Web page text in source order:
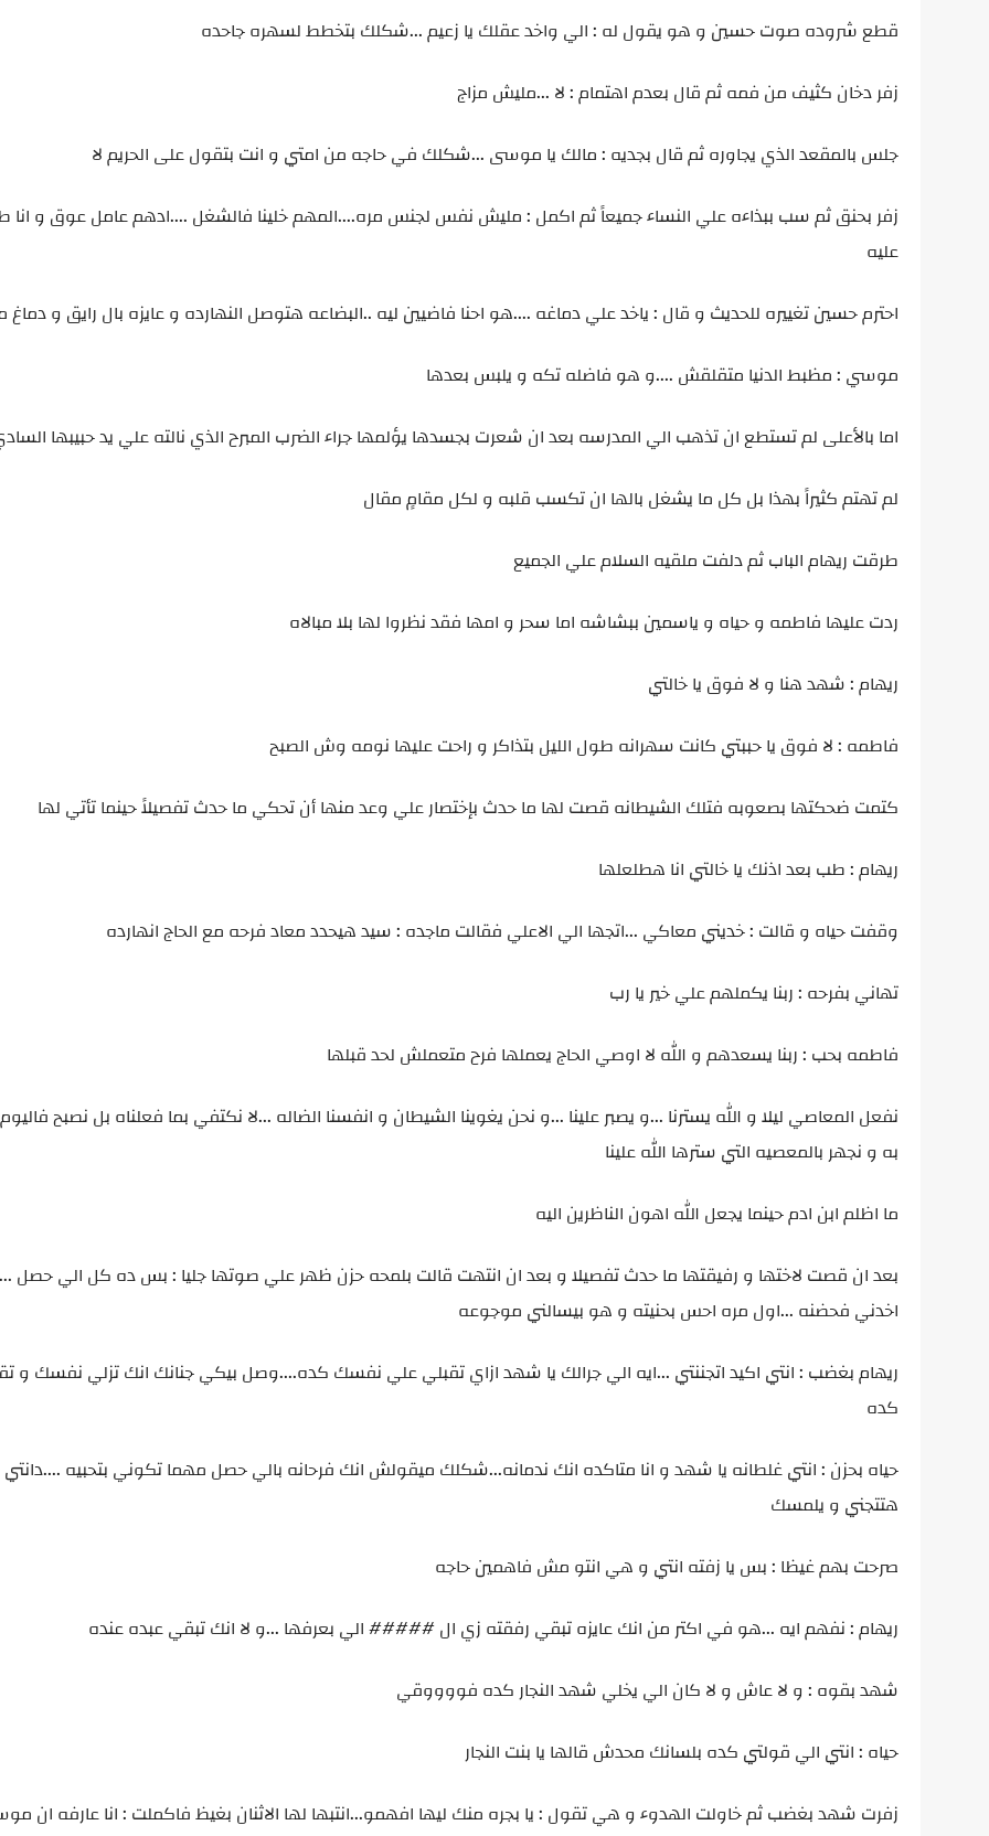
قطع شروده صوت حسين و هو يقول له : الي واخد عقلك يا زعيم ...شكلك بتخطط لسهره جاحده
زفر دخان كثيف من فمه ثم قال بعدم اهتمام : لا ...مليش مزاج
جلس بالمقعد الذي يجاوره ثم قال بجديه : مالك يا موسى ...شكلك في حاجه من امتي و انت بتقول على الحريم لا
زفر بحنق ثم سب ببذاءه علي النساء جميعاً ثم اكمل : مليش نفس لجنس مره....المهم خلينا فالشغل ....ادهم عامل عوق و انا
عليه
احترم حسين تغييره للحديث و قال : ياخد علي دماغه ....هو احنا فاضيين ليه ..البضاعه هتوصل النهارده و عايزه بال رايق و
موسي : مظبط الدنيا متقلقش ....و هو فاضله تكه و يلبس بعدها
اما بالأعلى لم تستطع ان تذهب الي المدرسه بعد ان شعرت بجسدها يؤلمها جراء الضرب المبرح الذي نالته علي يد حبيبها
لم تهتم كثيراً بهذا بل كل ما يشغل بالها ان تكسب قلبه و لكل مقامٍ مقال
طرقت ريهام الباب ثم دلفت ملقيه السلام علي الجميع
ردت عليها فاطمه و حياه و ياسمين ببشاشه اما سحر و امها فقد نظروا لها بلا مبالاه
ريهام : شهد هنا و لا فوق يا خالتي
فاطمه : لا فوق يا حببتي كانت سهرانه طول الليل بتذاكر و راحت عليها نومه وش الصبح
كتمت ضحكتها بصعوبه فتلك الشيطانه قصت لها ما حدث بإختصار علي وعد منها أن تحكي ما حدث تفصيلاً حينما تأتي لها
ريهام : طب بعد اذنك يا خالتي انا هطلعلها
وقفت حياه و قالت : خديني معاكي ...اتجها الي الاعلي فقالت ماجده : سيد هيحدد معاد فرحه مع الحاج انهارده
تهاني بفرحه : ربنا يكملهم علي خير يا رب
فاطمه بحب : ربنا يسعدهم و الله لا اوصي الحاج يعملها فرح متعملش لحد قبلها
نفعل المعاصي ليلا و الله يسترنا ...و يصبر علينا ...و نحن يغوينا الشيطان و انفسنا الضاله ...لا نكتفي بما فعلناه بل نصبح فاليوم
به و نجهر بالمعصيه التي سترها الله علينا
ما اظلم ابن ادم حينما يجعل الله اهون الناظرين اليه
بعد ان قصت لاختها و رفيقتها ما حدث تفصيلا و بعد ان انتهت قالت بلمحه حزن ظهر علي صوتها جليا : بس ده كل الي حصل
اخدني فحضنه ...اول مره احس بحنيته و هو بيسالني موجوعه
ريهام بغضب : انتي اكيد اتجننتي ...ايه الي جرالك يا شهد ازاي تقبلي علي نفسك كده....وصل بيكي جنانك انك تزلي نفسك و
كده
حياه بحزن : انتي غلطانه يا شهد و انا متاكده انك ندمانه...شكلك ميقولش انك فرحانه بالي حصل مهما تكوني بتحبيه
هتتجني و يلمسك
صرحت بهم غيظا : بس يا زفته انتي و هي انتو مش فاهمين حاجه
ريهام : نفهم ايه ...هو في اكتر من انك عايزه تبقي رفقته زي ال ##### الي بعرفها ...و لا انك تبقي عبده عنده
شهد بقوه : و لا عاش و لا كان الي يخلي شهد النجار كده فووووقي
حياه : انتي الي قولتي كده بلسانك محدش قالها يا بنت النجار
زفرت شهد بغضب ثم خاولت الهدوء و هي تقول : يا بجره منك ليها افهمو...انتبها لها الاثنان بغيظ فاكملت : انا عارفه ان